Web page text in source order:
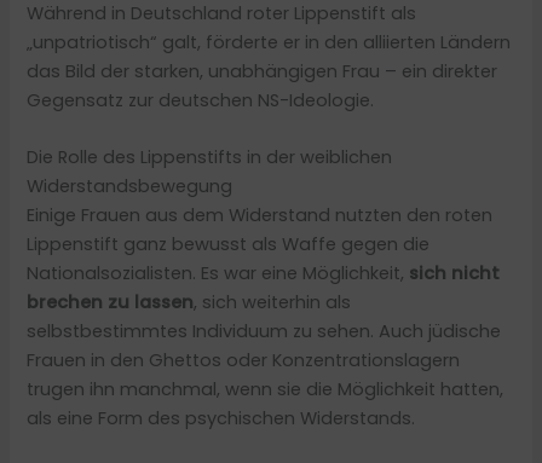
Während in Deutschland roter Lippenstift als
„unpatriotisch“ galt, förderte er in den alliierten Ländern
das Bild der starken, unabhängigen Frau – ein direkter
Gegensatz zur deutschen NS-Ideologie.
Die Rolle des Lippenstifts in der weiblichen
Widerstandsbewegung
Einige Frauen aus dem Widerstand nutzten den roten
Lippenstift ganz bewusst als Waffe gegen die
Nationalsozialisten. Es war eine Möglichkeit, sich nicht
brechen zu lassen, sich weiterhin als
selbstbestimmtes Individuum zu sehen. Auch jüdische
Frauen in den Ghettos oder Konzentrationslagern
trugen ihn manchmal, wenn sie die Möglichkeit hatten,
als eine Form des psychischen Widerstands.